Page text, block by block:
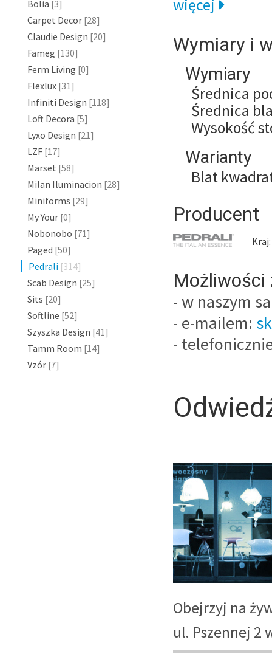
Bolia [3]
Carpet Decor [28]
Claudie Design [20]
Fameg [130]
Ferm Living [0]
Flexlux [31]
Infiniti Design [118]
Loft Decora [5]
Lyxo Design [21]
LZF [17]
Marset [58]
Milan Iluminacion [28]
Miniforms [29]
My Your [0]
Nobonobo [71]
Paged [50]
Pedrali [314]
Scab Design [25]
Sits [20]
Softline [52]
Szyszka Design [41]
Tamm Room [14]
Vzór [7]
więcej
Wymiary i
Wymiary
Średnica
Średnica
Wysokość
Warianty
Blat
Producent
Możliwości
- w naszym
- e-mailem:
-
Obejrzyj na
ul. Pszennej 2